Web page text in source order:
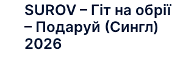
SUROV – Гіт на обрії
– Подаруй (Сингл)
2026